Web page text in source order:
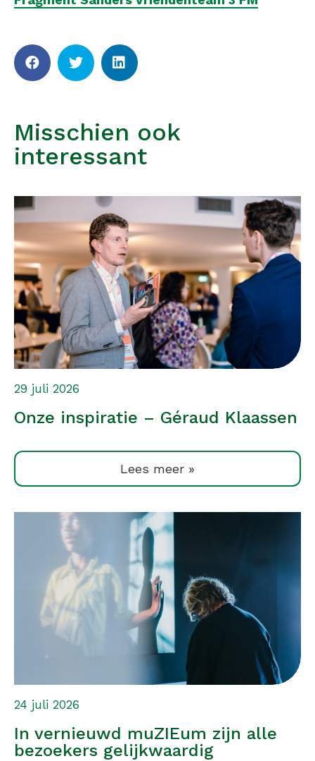
Misschien ook
interessant
Onze inspiratie – Géraud Klaassen
29 juli 2026
Lees meer »
In vernieuwd muZIEum zijn alle
bezoekers gelijkwaardig
24 juli 2026